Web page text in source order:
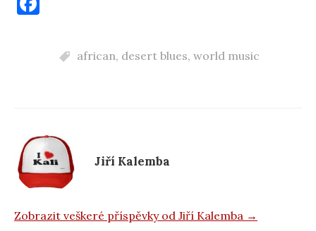
o
k
african, desert blues, world music
Jiří Kalemba
Zobrazit veškeré příspěvky od Jiří Kalemba →